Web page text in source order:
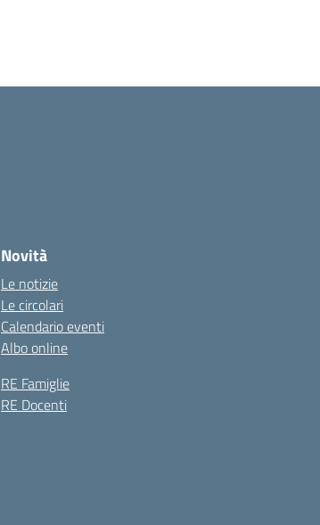
Novità
Le notizie
Le circolari
Calendario eventi
Albo online
RE Famiglie
RE Docenti